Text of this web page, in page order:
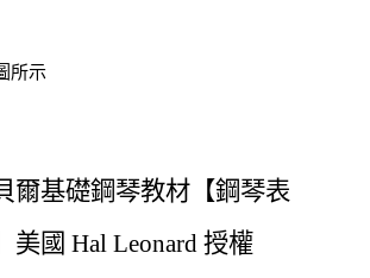
所示
爾基礎鋼琴教材【鋼琴表
美國 Hal Leonard 授權